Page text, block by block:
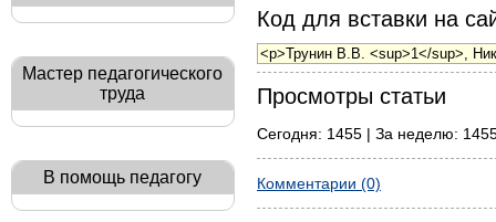
Мастер педагогического
труда
В помощь педагогу
Код для вставки на
Просмотры статьи
Сегодня: 1455 | За неделю:
Комментарии (0)